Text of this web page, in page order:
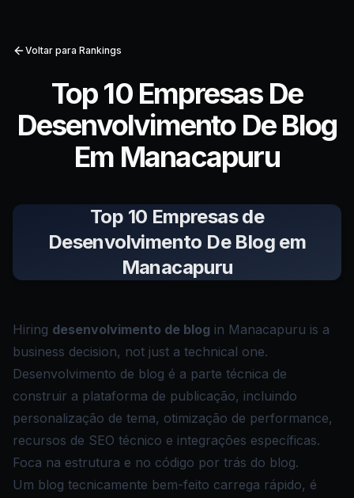
Voltar para Rankings
Top 10 Empresas De
Desenvolvimento De Blog
Em Manacapuru
Top 10 Empresas de
Desenvolvimento De Blog em
Manacapuru
Hiring desenvolvimento de blog in Manacapuru is a
business decision, not just a technical one.
Desenvolvimento de blog é a parte técnica de
construir a plataforma de publicação, incluindo
personalização de tema, otimização de performance,
recursos de SEO técnico e integrações específicas.
Foca na estrutura e no código por trás do blog.
Um blog tecnicamente bem-feito carrega rápido, é